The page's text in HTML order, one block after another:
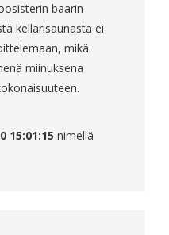
baarin
kellarisaunasta ei
mikä
miinuksena
15:01:15 nimellä